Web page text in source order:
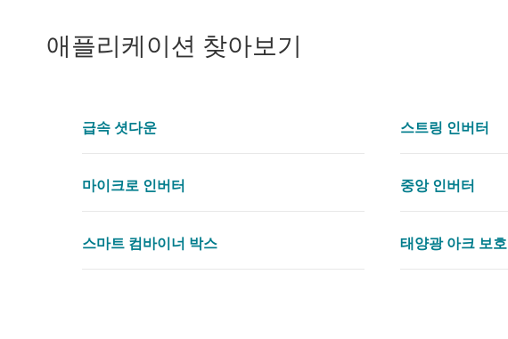
애플리케이션 찾아보기
급속 셧다운
마이크로 인버터
스마트 컴바이너 박스
스트링 인버터
중앙 인버터
태양광 아크 보호